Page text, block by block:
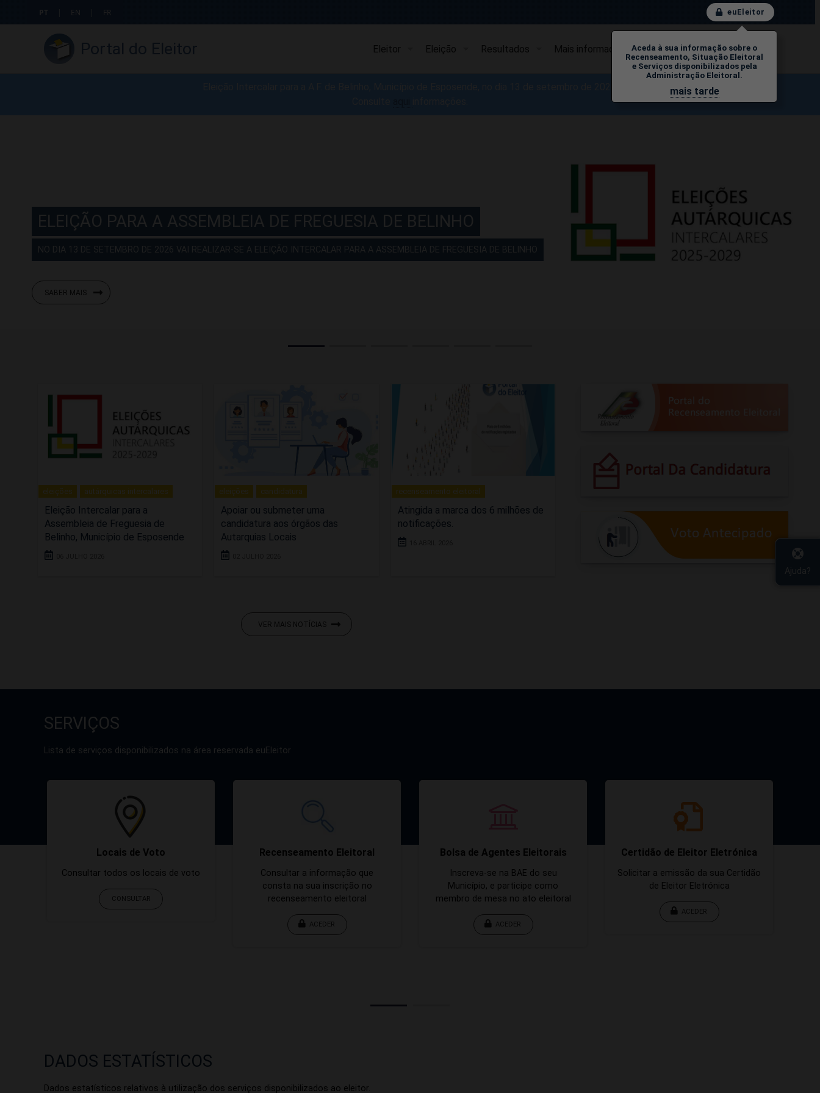
Ajuda?
PT EN FR euEleitor
Aceda à sua informação sobre o
Recenseamento, Situação Eleitoral
e Serviços disponibilizados pela
Administração Eleitoral.
mais tarde
Eleitor Eleição Resultados Mais informação FAQs Contactos
ELEIÇÃO PARA A ASSEMBLEIA DE FREGUESIA DE BELINHO
NO DIA 13 DE SETEMBRO DE 2026 VAI REALIZAR-SE A ELEIÇÃO INTERCALAR PARA A ASSEMBLEIA DE FREGUESIA DE BELINHO
SABER MAIS
eleições autárquicas intercalares
Eleição Intercalar para a
Assembleia de Freguesia de
Belinho, Município de Esposende
eleições candidatura
Apoiar ou submeter uma
candidatura aos órgãos das
Autarquias Locais
recenseamento eleitoral
Atingida a marca dos 6 milhões de
notificações.
VER MAIS NOTÍCIAS
SERVIÇOS
Lista de serviços disponibilizados na área reservada euEleitor
Locais de Voto
Consultar todos os locais de voto
CONSULTAR
Recenseamento Eleitoral
Consultar a informação que
consta na sua inscrição no
recenseamento eleitoral
ACEDER
Bolsa de Agentes Eleitorais
Inscreva-se na BAE do seu
Município, e participe como
membro de mesa no ato eleitoral
ACEDER
Certidão de Eleitor Eletrónica
Solicitar a emissão da sua Certidão
de Eleitor Eletrónica
ACEDER
DADOS ESTATÍSTICOS
Dados estatísticos relativos à utilização dos serviços disponibilizados ao eleitor.